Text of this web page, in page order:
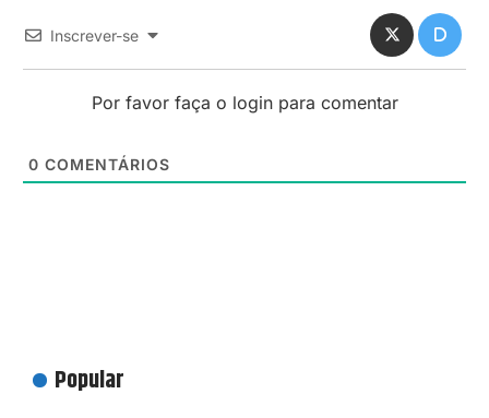
Inscrever-se
Por favor faça o login para comentar
0 COMENTÁRIOS
Popular